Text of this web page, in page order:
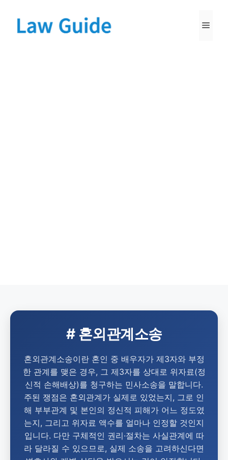
# 혼외관계소송
혼외관계소송이란 혼인 중 배우자가 제3자와 부정
한 관계를 맺은 경우, 그 제3자를 상대로 위자료(정
신적 손해배상)를 청구하는 민사소송을 말합니다.
주된 쟁점은 혼외관계가 실제로 있었는지, 그로 인
해 부부관계 및 본인의 정신적 피해가 어느 정도였
는지, 그리고 위자료 액수를 얼마나 인정할 것인지
입니다. 다만 구체적인 권리·절차는 사실관계에 따
라 달라질 수 있으므로, 실제 소송을 고려하신다면